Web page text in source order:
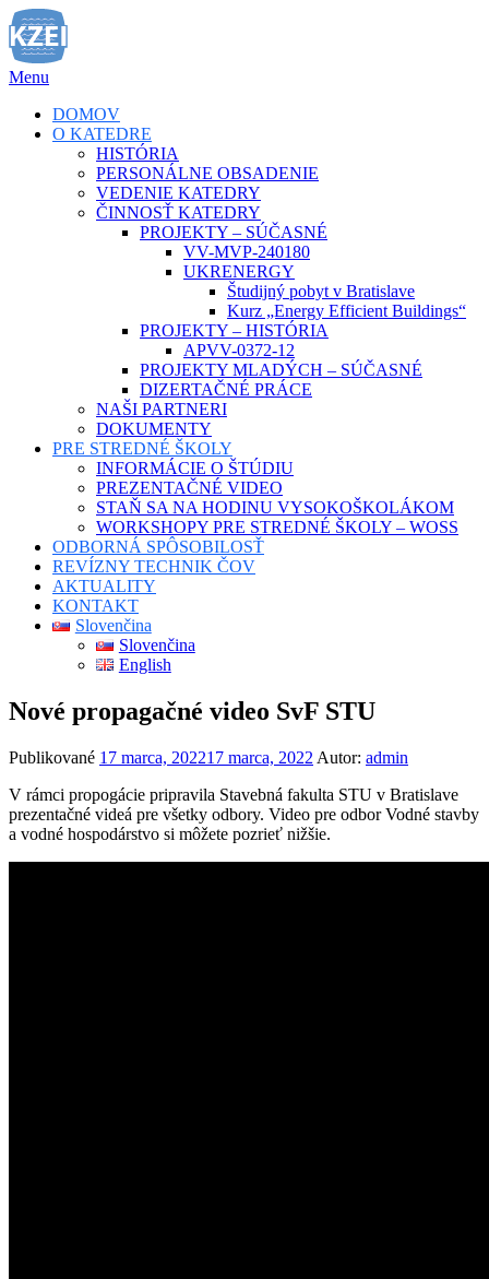
Prejsť
na
obsah
Menu
DOMOV
O KATEDRE
HISTÓRIA
PERSONÁLNE OBSADENIE
VEDENIE KATEDRY
ČINNOSŤ KATEDRY
PROJEKTY – SÚČASNÉ
VV-MVP-240180
UKRENERGY
Študijný pobyt v Bratislave
Kurz „Energy Efficient Buildings“
PROJEKTY – HISTÓRIA
APVV-0372-12
PROJEKTY MLADÝCH – SÚČASNÉ
DIZERTAČNÉ PRÁCE
NAŠI PARTNERI
DOKUMENTY
PRE STREDNÉ ŠKOLY
INFORMÁCIE O ŠTÚDIU
PREZENTAČNÉ VIDEO
STAŇ SA NA HODINU VYSOKOŠKOLÁKOM
WORKSHOPY PRE STREDNÉ ŠKOLY – WOSS
ODBORNÁ SPÔSOBILOSŤ
REVÍZNY TECHNIK ČOV
AKTUALITY
KONTAKT
Slovenčina
Slovenčina
English
Nové propagačné video SvF STU
Publikované 17 marca, 202217 marca, 2022 Autor: admin
V rámci propogácie pripravila Stavebná fakulta STU v Bratislave
prezentačné videá pre všetky odbory. Video pre odbor Vodné stavby
a vodné hospodárstvo si môžete pozrieť nižšie.